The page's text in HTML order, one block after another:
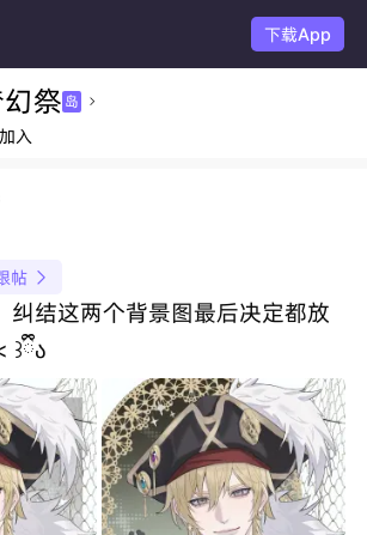
下载App
祭 岛 
入
帖 
纠结这两个背景图最后决定都放
꒱ྀིა